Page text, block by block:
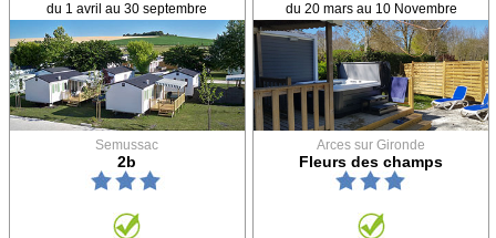
du 1 avril au 30 septembre
Semussac
2b
du 20 mars au 10 Novembre
Arces sur Gironde
Fleurs des champs